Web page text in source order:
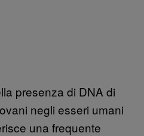
presenza di DNA di
negli esseri umani
una frequente